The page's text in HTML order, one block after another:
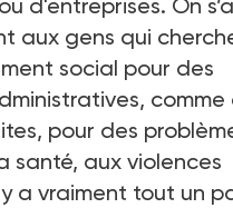
d'entreprises. On
aux gens qui
social pour des
comme
pour des
santé, aux violences
a vraiment tout un